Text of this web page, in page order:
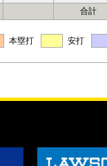
合計
本塁打 安打